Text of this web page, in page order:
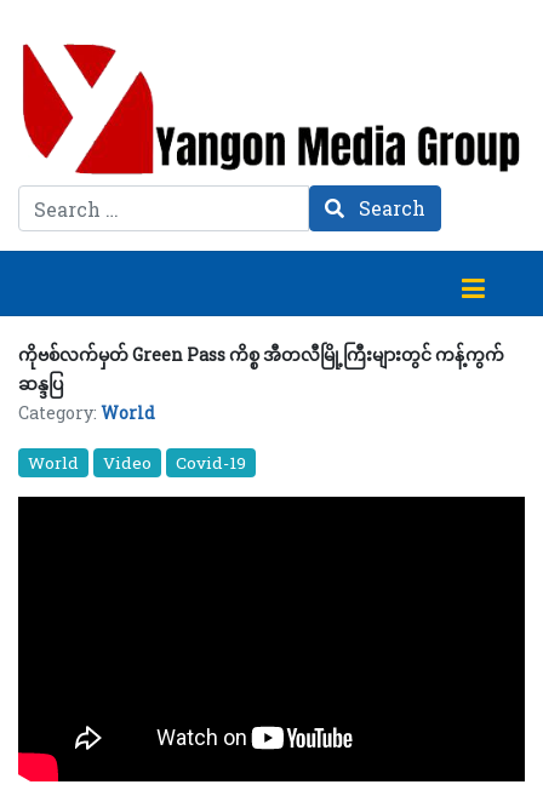
Search Search
ကိုဗစ်လက်မှတ် Green Pass ကိစ္စ အီတလီမြို့ကြီးများတွင် ကန့်ကွက်
ဆန္ဒပြ
Category: World
World Video Covid-19